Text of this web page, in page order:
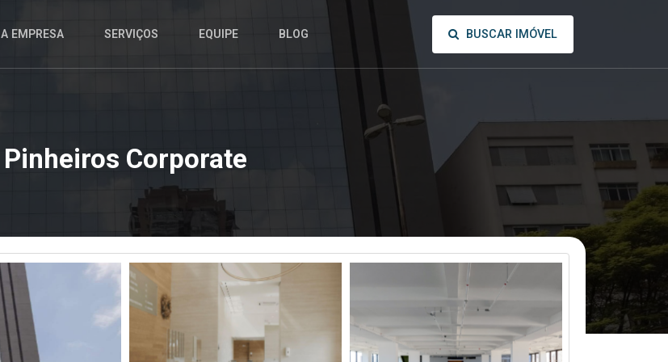
A EMPRESA SERVIÇOS EQUIPE BLOG BUSCAR IMÓVEL
Pinheiros Corporate